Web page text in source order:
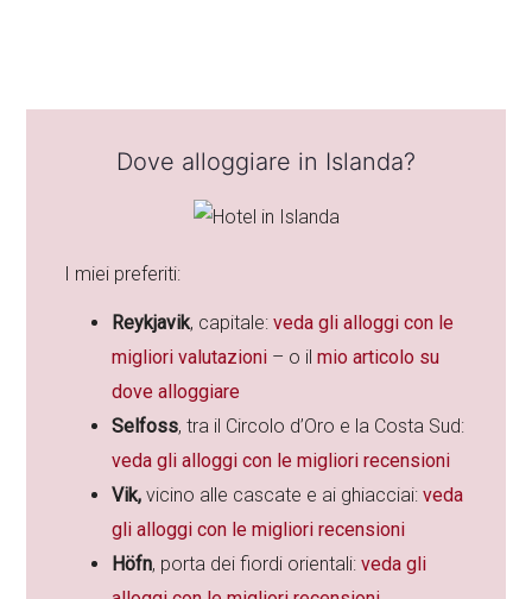
Dove alloggiare in Islanda?
I miei preferiti:
Reykjavik, capitale: veda gli alloggi con le
migliori valutazioni – o ilmio articolo su
dove alloggiare
Selfoss, tra il Circolo d’Oro e la Costa Sud:
veda gli alloggi con le migliori recensioni
Vik,vicino alle cascate e ai ghiacciai:veda
gli alloggi con le migliori recensioni
Höfn, porta dei fiordi orientali:veda gli